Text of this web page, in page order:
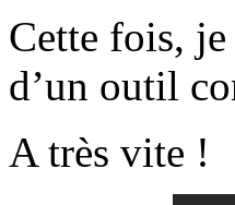
Cette fois,
d’un outil
A très vite !